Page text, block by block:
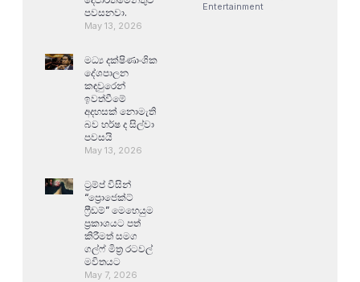
පවසනවා.
May 13, 2026
මධ්‍ය දක්ෂිණාංශික
දේශපාලන
කඳවුරෙන්
ඉවත්වීමේ
අදහසක් නොමැති
බව හර්ෂ ද සිල්වා
පවසයි
May 13, 2026
ට්‍රම්ප් විසින්
“ප්‍රොජෙක්ට්
ෆ්‍රීඩම්” මෙහෙයුම
ප්‍රකාශයට පත්
කිරීමත් සමග
ගල්ෆ් මිත්‍ර රටවල්
මවිතයට
May 7, 2026
Entertainment